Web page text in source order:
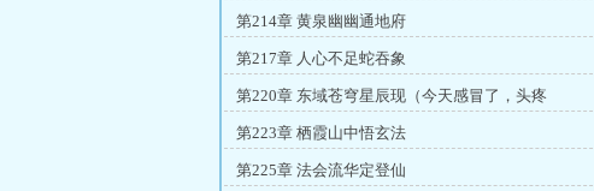
第214章 黄泉幽幽通地府
第217章 人心不足蛇吞象
第220章 东域苍穹星辰现（今天感冒了，头疼
第223章 栖霞山中悟玄法
第225章 法会流华定登仙